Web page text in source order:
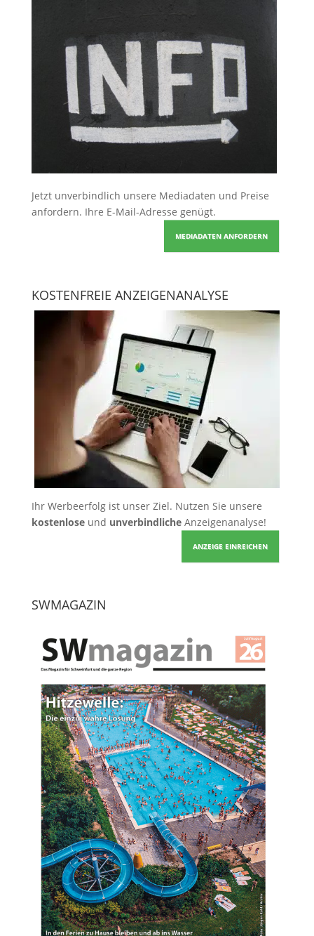
Jetzt unverbindlich unsere Mediadaten und Preise
anfordern. Ihre E-Mail-Adresse genügt.
MEDIADATEN ANFORDERN
KOSTENFREIE ANZEIGENANALYSE
Ihr Werbeerfolg ist unser Ziel. Nutzen Sie unsere
kostenloseund unverbindlicheAnzeigenanalyse!
ANZEIGE EINREICHEN
SWMAGAZIN